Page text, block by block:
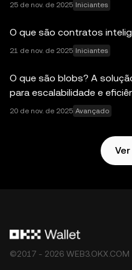
cuidados razoáveis tenham
quaisquer erros na
tampouco pelas opiniões
corretora OKX e estão
Ecossistema OKX Web3.
25 de nov. de 2025 Iniciantes
O que são contratos
21 de nov. de 2025 Iniciantes
O que são blobs? A
para escalabilidade e
20 de nov. de 2025 Avançado
©2017 - 2026 WEB3.OKX.COM